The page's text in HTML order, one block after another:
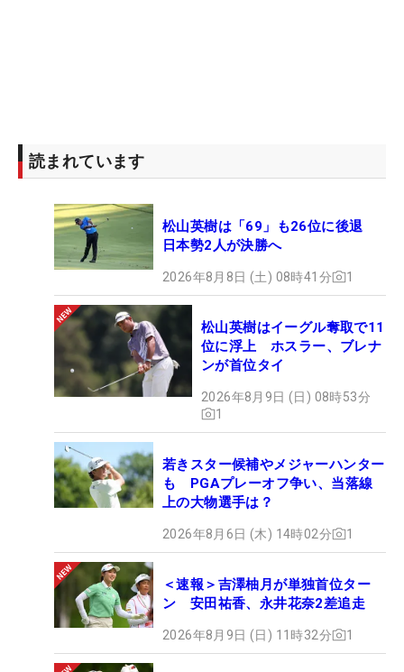
読まれています
松山英樹は「69」も26位に後退
日本勢2人が決勝へ
2026年8月8日 (土) 08時41分 1
松山英樹はイーグル奪取で11
位に浮上 ホスラー、ブレナ
ンが首位タイ
2026年8月9日 (日) 08時53分
1
若きスター候補やメジャーハンター
も PGAプレーオフ争い、当落線
上の大物選手は？
2026年8月6日 (木) 14時02分 1
＜速報＞吉澤柚月が単独首位ター
ン 安田祐香、永井花奈2差追走
2026年8月9日 (日) 11時32分 1